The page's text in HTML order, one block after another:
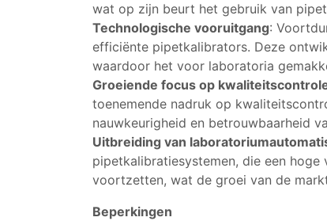
wat op zijn beurt het gebruik van
Technologische vooruitgang:
efficiënte pipetkalibrators. Deze
waardoor het voor laboratoria
Groeiende focus op
toenemende nadruk op
nauwkeurigheid en betrouwbaarheid
Uitbreiding van
pipetkalibratiesystemen, die een
voortzetten, wat de groei van de
Beperkingen